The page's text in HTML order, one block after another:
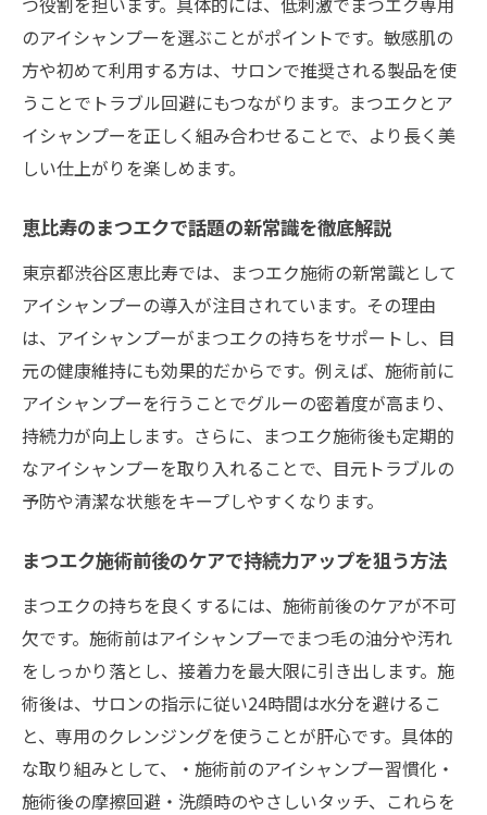
まつエクの持ちを良くする目元ケアの基本
手順
上手いサロン流のまつエク持続術とアイシ
ャンプー
自宅でできるまつエクケアとプロのアドバ
アイシャンプー活用で目元の清潔感を保つ
コツ
口コミで高評価のまつエク持続テクニック
紹介
毎日のまつエクケアで差がつく実践ポイン
ト
アイシャンプー活用で美しいまつエクを長持ち
まつエクを長持ちさせるアイシャンプーの
使い方
アイシャンプーで叶える清潔なまつエクの
目元のトラブル予防とまつエク持続の関係
とは
恵比寿で注目のまつエクとアイシャンプー
体験談
実際に役立つまつエク持続テクとおすすめ
ケア
のアイシャンプーを選ぶことがポイントです。敏感肌の
方や初めて利用する方は、サロンで推奨される製品を使
うことでトラブル回避にもつながります。まつエクとア
イシャンプーを正しく組み合わせることで、より長く美
しい仕上がりを楽しめます。
恵比寿のまつエクで話題の新常識を徹底解説
東京都渋谷区恵比寿では、まつエク施術の新常識として
アイシャンプーの導入が注目されています。その理由
は、アイシャンプーがまつエクの持ちをサポートし、目
元の健康維持にも効果的だからです。例えば、施術前に
アイシャンプーを行うことでグルーの密着度が高まり、
持続力が向上します。さらに、まつエク施術後も定期的
なアイシャンプーを取り入れることで、目元トラブルの
予防や清潔な状態をキープしやすくなります。
まつエク施術前後のケアで持続力アップを狙う方法
まつエクの持ちを良くするには、施術前後のケアが不可
欠です。施術前はアイシャンプーでまつ毛の油分や汚れ
をしっかり落とし、接着力を最大限に引き出します。施
術後は、サロンの指示に従い24時間は水分を避けるこ
と、専用のクレンジングを使うことが肝心です。具体的
な取り組みとして、・施術前のアイシャンプー習慣化・
施術後の摩擦回避・洗顔時のやさしいタッチ、これらを